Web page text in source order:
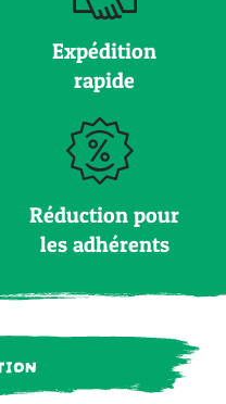
Expédition
rapide
Réduction pour
les adhérents